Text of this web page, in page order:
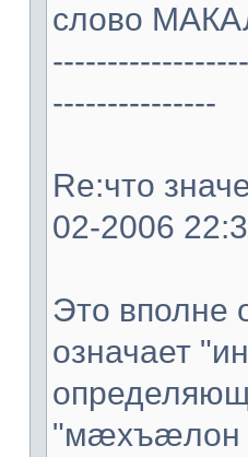
слово
---------------
Re:что
02-2006
Это вполне
означает
"мæхъæлон